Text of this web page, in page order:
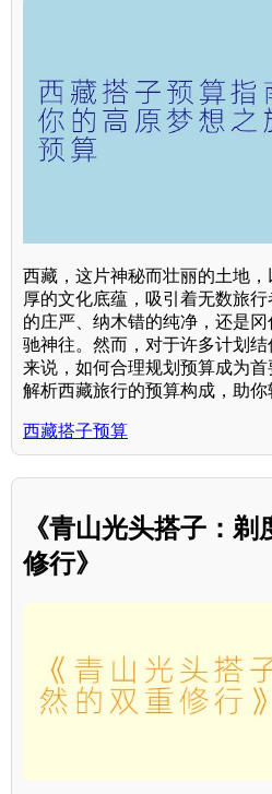
西藏，这片神秘而壮丽的土地
厚的文化底蕴，吸引着无数旅
的庄严、纳木错的纯净，还是
驰神往。然而，对于许多计划结
来说，如何合理规划预算成为
解析西藏旅行的预算构成，助你
西藏搭子预算
《青山光头搭子：
修行》